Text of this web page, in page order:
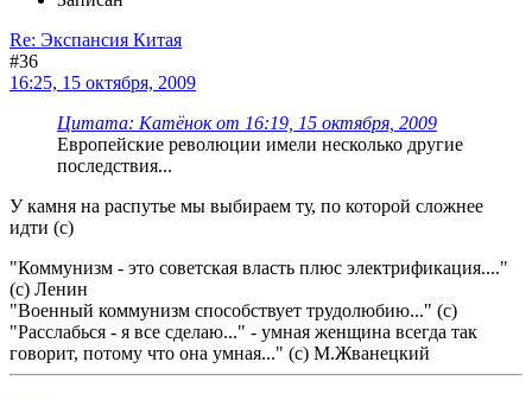
Re: Экспансия Китая
#36
16:25, 15 октября, 2009
Цитата: Катёнок от 16:19, 15 октября, 2009
Европейские революции имели несколько другие
последствия...
У камня на распутье мы выбираем ту, по которой сложнее
идти (с)
"Коммунизм - это советская власть плюс электрификация...."
(с) Ленин
"Военный коммунизм способствует трудолюбию..." (с)
"Расслабься - я все сделаю..." - умная женщина всегда так
говорит, потому что она умная..." (с) М.Жванецкий